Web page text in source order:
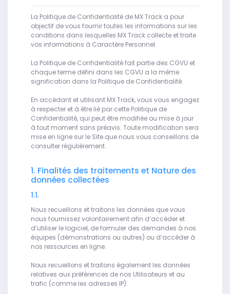
La Politique de Confidentialité de MX Track a pour
objectif de vous fournir toutes les informations sur les
conditions dans lesquelles MX Track collecte et traite
vos informations à Caractère Personnel.
La Politique de Confidentialité fait partie des CGVU et
chaque terme défini dans les CGVU a la même
signification dans la Politique de Confidentialité.
En accédant et utilisant MX Track, vous vous engagez
à respecter et à être lié par cette Politique de
Confidentialité, qui peut être modifiée ou mise à jour
à tout moment sans préavis. Toute modification sera
mise en ligne sur le Site que nous vous conseillons de
consulter régulièrement.
1. Finalités des traitements et Nature des
données collectées
1.1.
Nous recueillons et traitons les données que vous
nous fournissez volontairement afin d’accéder et
d’utiliser le logiciel, de formuler des demandes à nos
équipes (démonstrations ou autres) ou d’accéder à
nos ressources en ligne.
Nous recueillons et traitons également les données
relatives aux préférences de nos Utilisateurs et au
trafic (comme les adresses IP).